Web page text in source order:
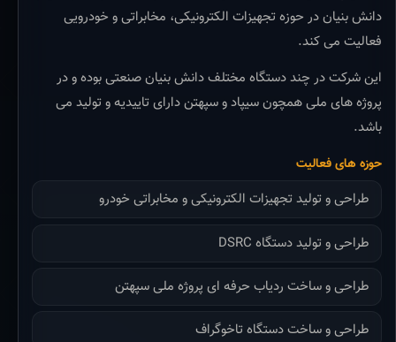
دانش بنیان در حوزه تجهیزات الکترونیکی، مخابراتی و خودرویی
فعالیت می کند.
این شرکت در چند دستگاه مختلف دانش بنیان صنعتی بوده و در
پروژه های ملی همچون سیپاد و سپهتن دارای تاییدیه و تولید می
باشد.
حوزه های فعالیت
طراحی و تولید تجهیزات الکترونیکی و مخابراتی خودرو
طراحی و تولید دستگاه DSRC
طراحی و ساخت ردیاب حرفه ای پروژه ملی سپهتن
طراحی و ساخت دستگاه تاخوگراف